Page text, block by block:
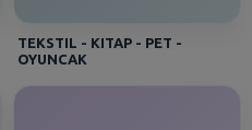
TEKSTIL - KITAP - PET -
OYUNCAK